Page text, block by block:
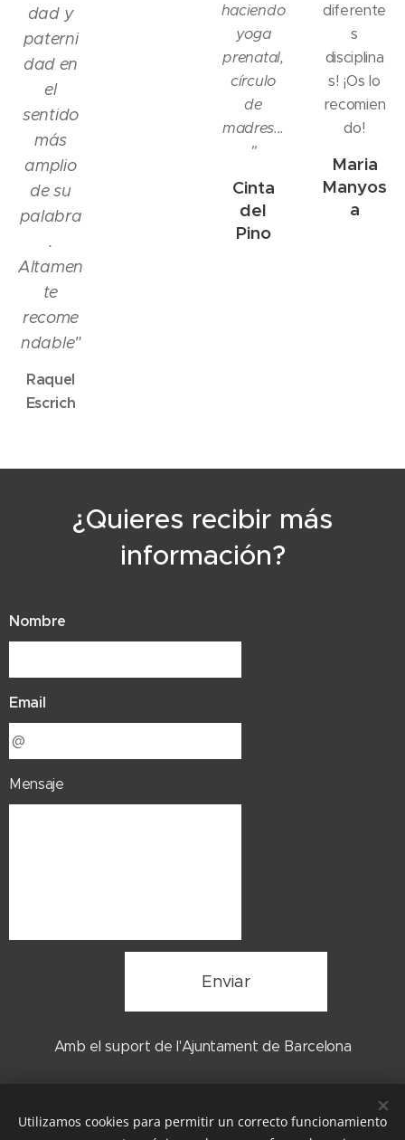
dad y
paterni
dad en
el
sentido
más
amplio
de su
palabra
.
Altamen
te
recome
ndable"
Raquel
Escrich
haciendo
yoga
prenatal,
círculo
de
madres...
"
Cinta
del
Pino
diferente
s
disciplina
s! ¡Os lo
recomien
do!
Maria
Manyos
a
¿Quieres recibir más
información?
Nombre
Email
Mensaje
Enviar
Amb el suport de l'Ajuntament de Barcelona
Utilizamos cookies para permitir un correcto funcionamiento